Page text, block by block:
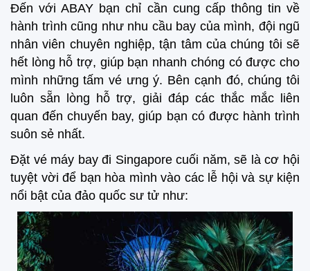
Đến với ABAY bạn chỉ cần cung cấp thông tin về
hành trình cũng như nhu cầu bay của mình, đội ngũ
nhân viên chuyên nghiệp, tận tâm của chúng tôi sẽ
hết lòng hỗ trợ, giúp bạn nhanh chóng có được cho
mình những tấm vé ưng ý. Bên cạnh đó, chúng tôi
luôn sẵn lòng hỗ trợ, giải đáp các thắc mắc liên
quan đến chuyến bay, giúp bạn có được hành trình
suôn sẻ nhất.
Đặt vé máy bay đi Singapore cuối năm, sẽ là cơ hội
tuyệt vời để bạn hòa mình vào các lễ hội và sự kiện
nổi bật của đảo quốc sư tử như: